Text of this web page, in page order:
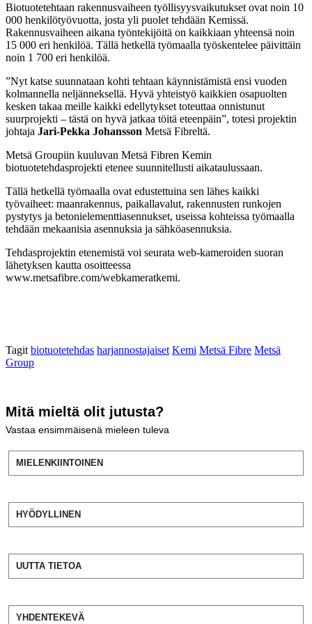
Biotuotetehtaan rakennusvaiheen työllisyysvaikutukset ovat noin 10
000 henkilötyövuotta, josta yli puolet tehdään Kemissä.
Rakennusvaiheen aikana työntekijöitä on kaikkiaan yhteensä noin
15 000 eri henkilöä. Tällä hetkellä työmaalla työskentelee päivittäin
noin 1 700 eri henkilöä.
”Nyt katse suunnataan kohti tehtaan käynnistämistä ensi vuoden
kolmannella neljänneksellä. Hyvä yhteistyö kaikkien osapuolten
kesken takaa meille kaikki edellytykset toteuttaa onnistunut
suurprojekti – tästä on hyvä jatkaa töitä eteenpäin”, totesi projektin
johtaja Jari-Pekka Johansson Metsä Fibreltä.
Metsä Groupiin kuuluvan Metsä Fibren Kemin
biotuotetehdasprojekti etenee suunnitellusti aikataulussaan.
Tällä hetkellä työmaalla ovat edustettuina sen lähes kaikki
työvaiheet: maanrakennus, paikallavalut, rakennusten runkojen
pystytys ja betonielementtiasennukset, useissa kohteissa työmaalla
tehdään mekaanisia asennuksia ja sähköasennuksia.
Tehdasprojektin etenemistä voi seurata web-kameroiden suoran
lähetyksen kautta osoitteessa
www.metsafibre.com/webkameratkemi.
Tagit biotuotetehdas harjannostajaiset Kemi Metsä Fibre Metsä
Group
Mitä mieltä olit jutusta?
Vastaa ensimmäisenä mieleen tuleva
MIELENKIINTOINEN
HYÖDYLLINEN
UUTTA TIETOA
YHDENTEKEVÄ